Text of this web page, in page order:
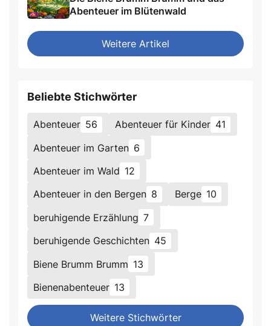
Abenteuer im Blütenwald
Weitere Artikel
Beliebte Stichwörter
Abenteuer 56 Abenteuer für Kinder 41
Abenteuer im Garten 6
Abenteuer im Wald 12
Abenteuer in den Bergen 8 Berge 10
beruhigende Erzählung 7
beruhigende Geschichten 45
Biene Brumm Brumm 13
Bienenabenteuer 13
Weitere Stichwörter